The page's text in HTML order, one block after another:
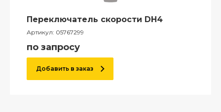
Переключатель скорости DH4
Артикул: 05767299
по запросу
Добавить в заказ